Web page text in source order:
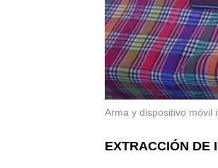
Arma y dispositivo móvil
EXTRACCIÓN DE